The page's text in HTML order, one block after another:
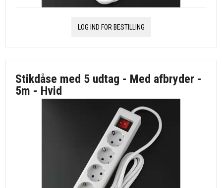
LOG IND FOR BESTILLING
Stikdåse med 5 udtag - Med afbryder -
5m - Hvid